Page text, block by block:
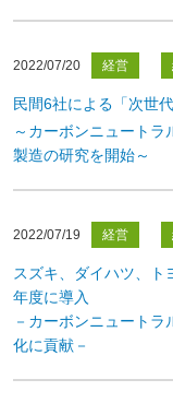
2022/07/20 経営
民間6社による「次世
～カーボンニュート
製造の研究を開始～
2022/07/19 経営
スズキ、ダイハツ、ト
年度に導入
－カーボンニュート
化に貢献－